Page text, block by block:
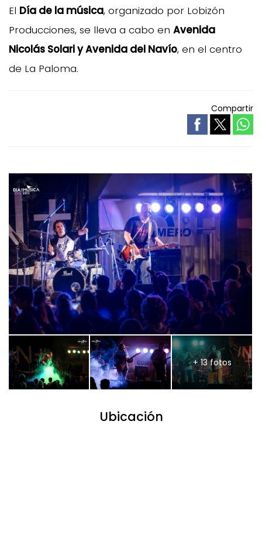
El Día de la música, organizado por Lobizón
Producciones, se lleva a cabo en Avenida
Nicolás Solari y Avenida del Navío, en el centro
de La Paloma.
Compartir
+ 13 fotos
Ubicación